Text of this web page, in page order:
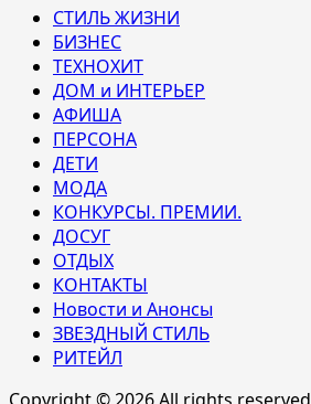
СТИЛЬ ЖИЗНИ
БИЗНЕС
ТЕХНОХИТ
ДОМ и ИНТЕРЬЕР
АФИША
ПЕРСОНА
ДЕТИ
МОДА
КОНКУРСЫ. ПРЕМИИ.
ДОСУГ
ОТДЫХ
КОНТАКТЫ
Новости и Анонсы
ЗВЕЗДНЫЙ СТИЛЬ
РИТЕЙЛ